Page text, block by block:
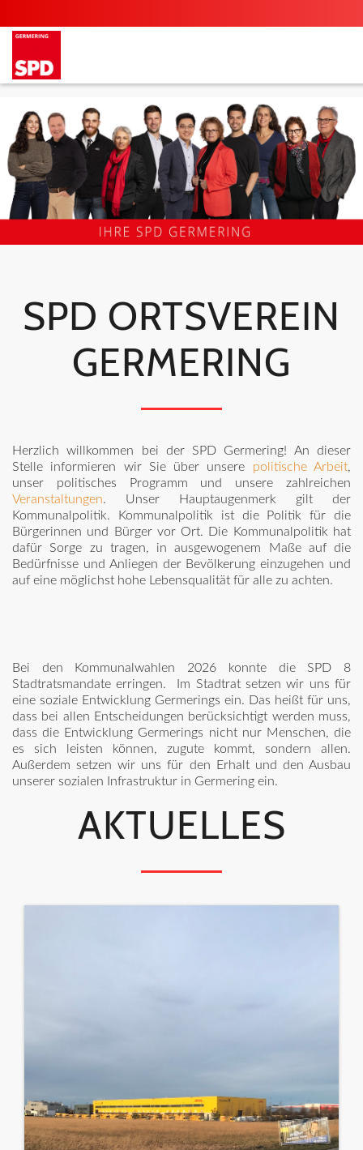
SPD ORTSVEREIN
GERMERING
Herzlich willkommen bei der SPD Germering! An dieser
Stelle informieren wir Sie über unsere politische Arbeit,
unser politisches Programm und unsere zahlreichen
Veranstaltungen. Unser Hauptaugenmerk gilt der
Kommunalpolitik. Kommunalpolitik ist die Politik für die
Bürgerinnen und Bürger vor Ort. Die Kommunalpolitik hat
dafür Sorge zu tragen, in ausgewogenem Maße auf die
Bedürfnisse und Anliegen der Bevölkerung einzugehen und
auf eine möglichst hohe Lebensqualität für alle zu achten.
Bei den Kommunalwahlen 2026 konnte die SPD 8
Stadtratsmandate erringen. Im Stadtrat setzen wir uns für
eine soziale Entwicklung Germerings ein. Das heißt für uns,
dass bei allen Entscheidungen berücksichtigt werden muss,
dass die Entwicklung Germerings nicht nur Menschen, die
es sich leisten können, zugute kommt, sondern allen.
Außerdem setzen wir uns für den Erhalt und den Ausbau
unserer sozialen Infrastruktur in Germering ein.
AKTUELLES